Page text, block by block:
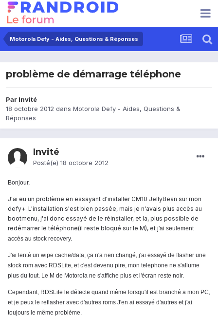
Motorola Defy - Aides, Questions & Réponses
problème de démarrage téléphone
Par Invité
18 octobre 2012 dans Motorola Defy - Aides, Questions &
Réponses
Invité
Posté(e) 18 octobre 2012
Bonjour,
J'ai eu un problème en essayant d'installer CM10 JellyBean sur mon
defy+. L'installation s'est bien passée, mais je n'avais plus accès au
bootmenu, j'ai donc essayé de le réinstaller, et la, plus possible de
redémarrer le téléphone(il reste bloqué sur le M), et j'ai seulement
accès au stock recovery.
J'ai tenté un wipe cache/data, ça n'a rien changé, j'ai essayé de flasher une
stock rom avec RDSLite, et c'est devenu pire, mon telephone ne s'allume
plus du tout. Le M de Motorola ne s'affiche plus et l'écran reste noir.
Cependant, RDSLite le détecte quand même lorsqu'il est branché a mon PC,
et je peux le reflasher avec d'autres roms J'en ai essayé d'autres et j'ai
toujours le même problème.